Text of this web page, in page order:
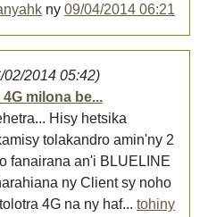
ny 09/04/2014 06:21
02/2014 05:42)
4G milona be...
Hisy hetsika
tolakandro amin'ny 2
fanairana an'i BLUELINE
ny Client sy noho
4G na ny haf... tohiny